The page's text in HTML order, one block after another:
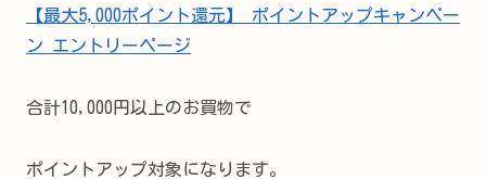
【最大5,000ポイント還元】 ポイントアップキャンペー
ン エントリーページ
合計10,000円以上のお買物で
ポイントアップ対象になります。